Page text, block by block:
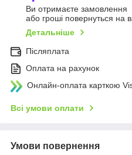
Ви отримаєте замовлення
або гроші повернуться на
Детальніше
Післяплата
Оплата на рахунок
Онлайн-оплата карткою
Всі умови оплати
Умови повернення